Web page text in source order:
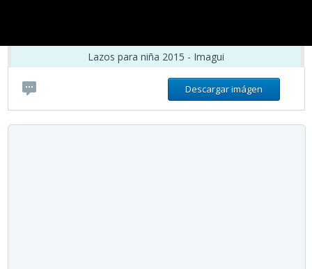
Lazos para niña 2015 - Imagui
Descargar imágen